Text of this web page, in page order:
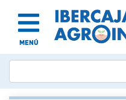
MENÚ